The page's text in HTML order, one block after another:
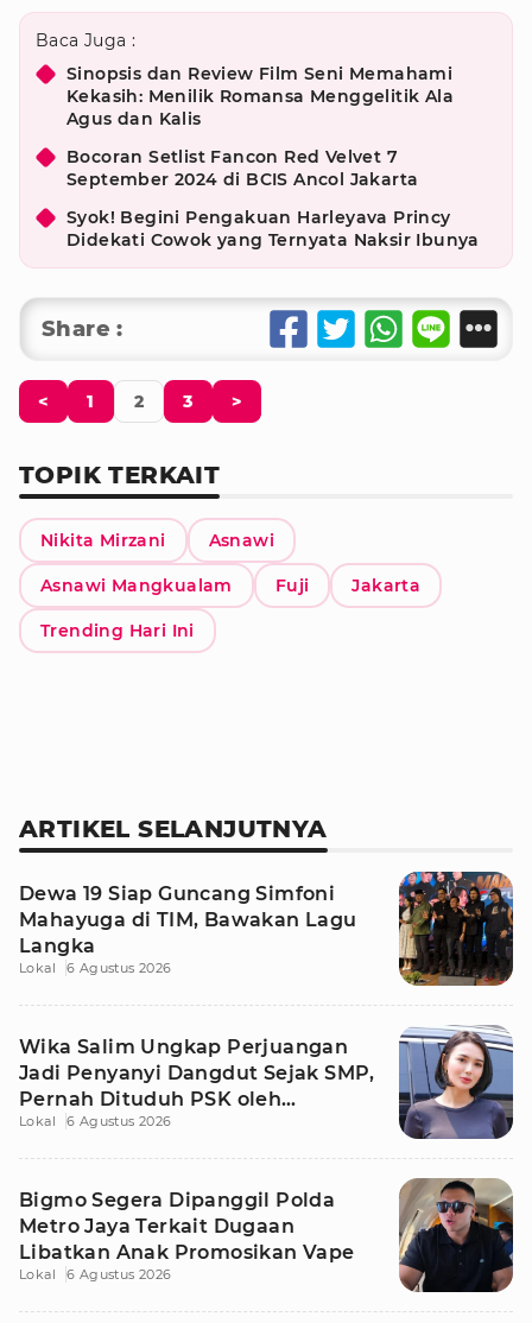
Baca Juga :
Sinopsis dan Review Film Seni Memahami
Kekasih: Menilik Romansa Menggelitik Ala
Agus dan Kalis
Bocoran Setlist Fancon Red Velvet 7
September 2024 di BCIS Ancol Jakarta
Syok! Begini Pengakuan Harleyava Princy
Didekati Cowok yang Ternyata Naksir Ibunya
Share :
< 1 2 3 >
TOPIK TERKAIT
Nikita Mirzani Asnawi
Asnawi Mangkualam Fuji Jakarta
Trending Hari Ini
ARTIKEL SELANJUTNYA
Dewa 19 Siap Guncang Simfoni
Mahayuga di TIM, Bawakan Lagu
Langka
Lokal 6 Agustus 2026
Wika Salim Ungkap Perjuangan
Jadi Penyanyi Dangdut Sejak SMP,
Pernah Dituduh PSK oleh
Tetangga
Lokal 6 Agustus 2026
Bigmo Segera Dipanggil Polda
Metro Jaya Terkait Dugaan
Libatkan Anak Promosikan Vape
Lokal 6 Agustus 2026